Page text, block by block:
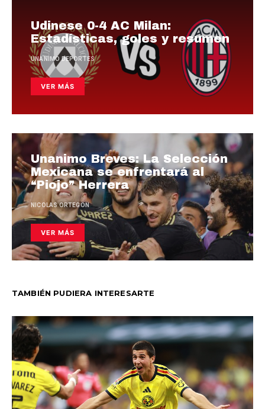
Udinese 0-4 AC Milan:
Estadísticas, goles y resumen
UNANIMO DEPORTES
VER MÁS
Unanimo Breves: La Selección
Mexicana se enfrentará al
“Piojo” Herrera
NICOLAS ORTEGON
VER MÁS
TAMBIÉN PUDIERA INTERESARTE